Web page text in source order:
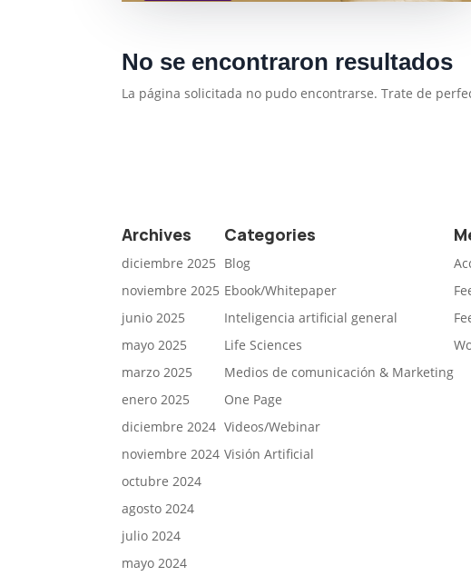
No se encontraron resultados
La página solicitada no pudo encontrarse. Trate de
Archives
diciembre 2025
noviembre 2025
junio 2025
mayo 2025
marzo 2025
enero 2025
diciembre 2024
noviembre 2024
octubre 2024
agosto 2024
julio 2024
mayo 2024
Categories
Blog
Ebook/Whitepaper
Inteligencia artificial general
Life Sciences
Medios de comunicación & Marketing
One Page
Videos/Webinar
Visión Artificial